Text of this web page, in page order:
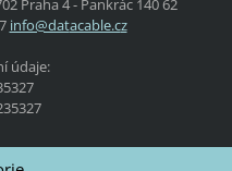
Praha 4 - Pankrác140 62
info@datacable.cz
údaje: